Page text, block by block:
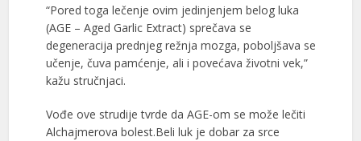
“Pored toga lečenje ovim jedinjenjem belog luka
(AGE – Aged Garlic Extract) sprečava se
degeneracija prednjeg režnja mozga, poboljšava se
učenje, čuva pamćenje, ali i povećava životni vek,”
kažu stručnjaci.
Vođe ove strudije tvrde da AGE-om se može lečiti
Alchajmerova bolest.Beli luk je dobar za srce